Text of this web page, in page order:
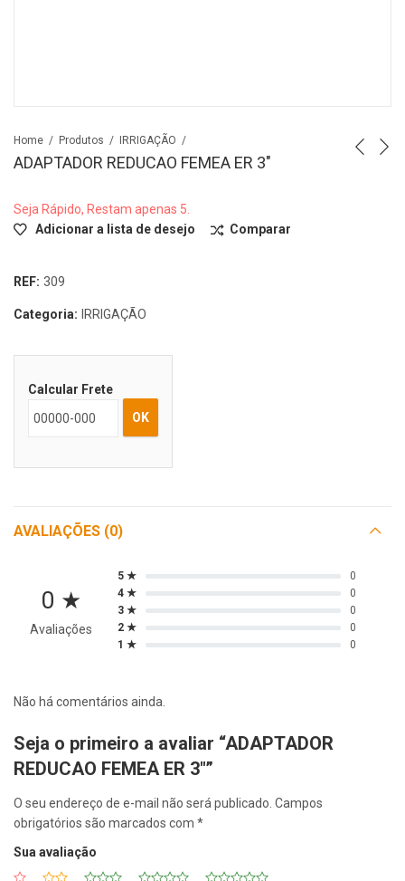
Home Produtos IRRIGAÇÃO
ADAPTADOR REDUCAO FEMEA ER 3″
Seja Rápido, Restam apenas 5.
Adicionar a lista de desejo
Comparar
REF: 309
Categoria: IRRIGAÇÃO
Calcular Frete
OK
AVALIAÇÕES (0)
0 ★
Avaliações
5 ★
0
4 ★
0
3 ★
0
2 ★
0
1 ★
0
Não há comentários ainda.
Seja o primeiro a avaliar “ADAPTADOR
REDUCAO FEMEA ER 3″”
O seu endereço de e-mail não será publicado. Campos
obrigatórios são marcados com *
Sua avaliação